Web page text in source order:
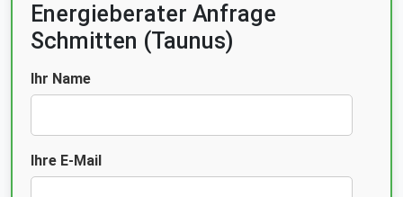
Energieberater Anfrage
Schmitten (Taunus)
Ihr Name
Ihre E-Mail